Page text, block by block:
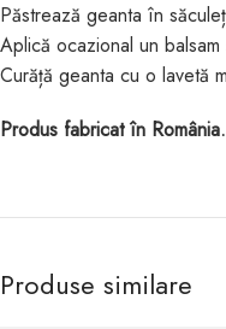
Păstrează geanta în
Aplică ocazional un
Curăță geanta cu o lavetă
Produs fabricat în România.
Produse similare